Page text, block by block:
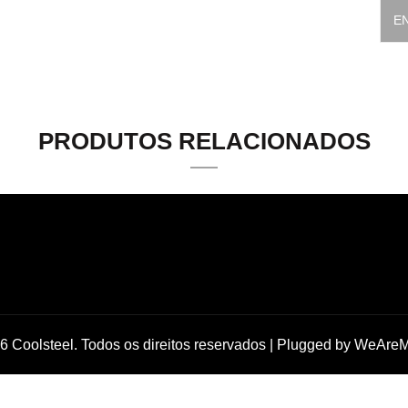
PRODUTOS RELACIONADOS
Coolsteel. Todos os direitos reservados | Plugged by